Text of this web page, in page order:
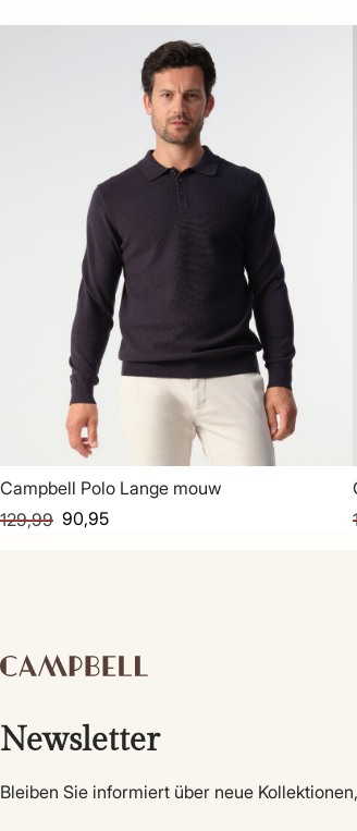
Campbell Polo Lange mouw
129,99 90,95
Newsletter
Bleiben Sie informiert über neue